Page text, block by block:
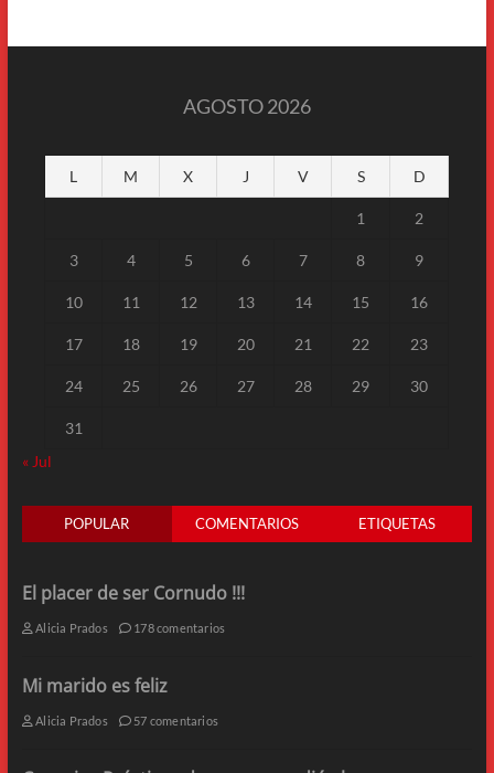
AGOSTO 2026
L M X J V S D
1 2
3 4 5 6 7 8 9
10 11 12 13 14 15 16
17 18 19 20 21 22 23
24 25 26 27 28 29 30
31
« Jul
POPULAR COMENTARIOS ETIQUETAS
El placer de ser Cornudo !!!
Alicia Prados 178 comentarios
Mi marido es feliz
Alicia Prados 57 comentarios